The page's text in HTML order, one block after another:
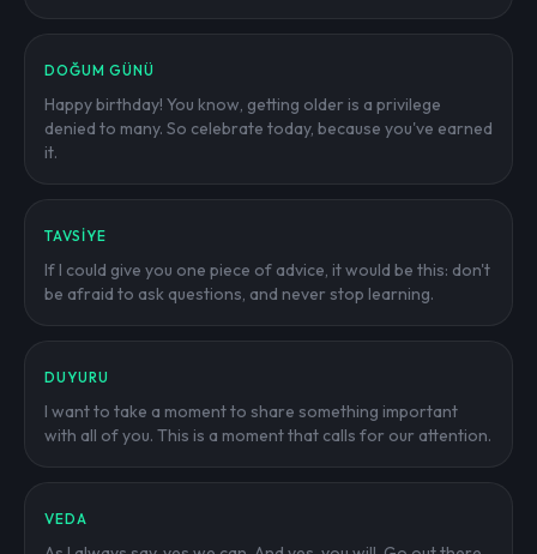
DOĞUM GÜNÜ
Happy birthday! You know, getting older is a privilege
denied to many. So celebrate today, because you've earned
it.
TAVSIYE
If I could give you one piece of advice, it would be this: don't
be afraid to ask questions, and never stop learning.
DUYURU
I want to take a moment to share something important
with all of you. This is a moment that calls for our attention.
VEDA